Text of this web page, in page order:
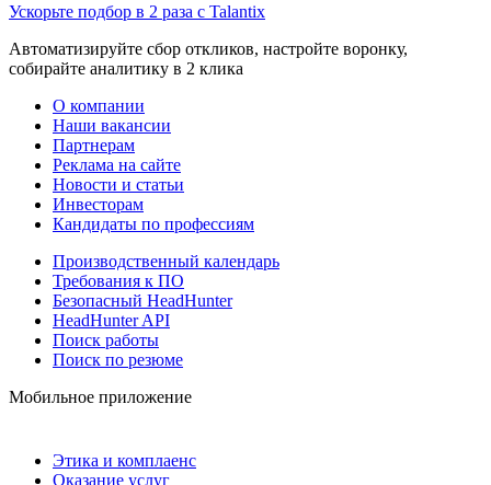
Ускорьте подбор в 2 раза с Talantix
Автоматизируйте сбор откликов, настройте воронку,
собирайте аналитику в 2 клика
О компании
Наши вакансии
Партнерам
Реклама на сайте
Новости и статьи
Инвесторам
Кандидаты по профессиям
Производственный календарь
Требования к ПО
Безопасный HeadHunter
HeadHunter API
Поиск работы
Поиск по резюме
Мобильное приложение
Этика и комплаенс
Оказание услуг